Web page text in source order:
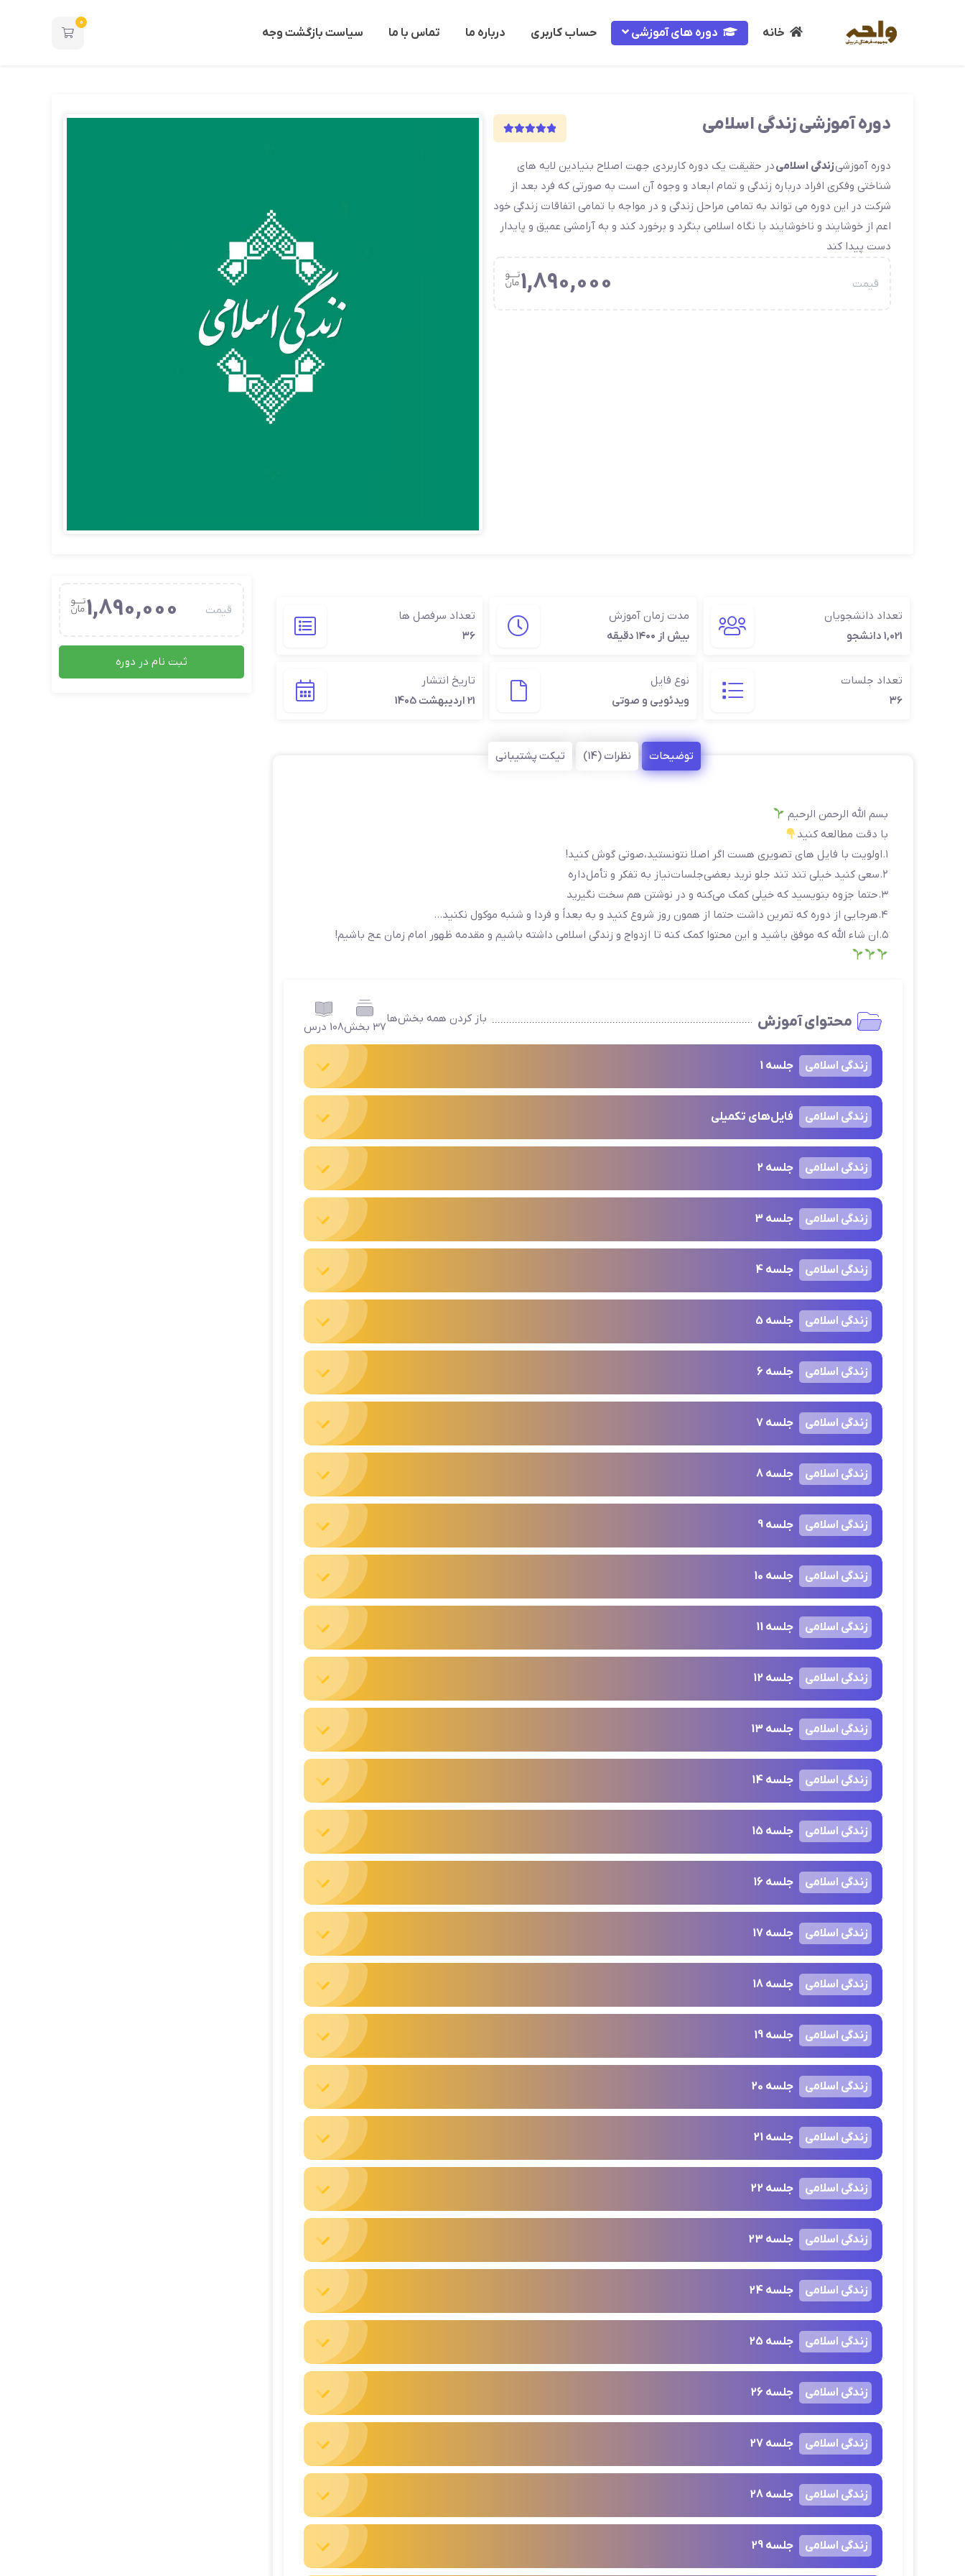
خانه دوره های آموزشی حساب كاربری درباره ما تماس با ما سیاست بازگشت وجه
0
4.9416 رای
دوره آموزشی زندگی اسلامی
دوره آموزشیزندگی اسلامیدر حقیقت یک دوره کاربردی جهت اصلاح بنیادین لایه های
شناختی وفکری افراد درباره زندگی و تمام ابعاد و وجوه آن است به صورتی که فرد بعد از
شرکت در این دوره می تواند به تمامی مراحل زندگی و در مواجه با تمامی اتفاقات زندگی خود
اعم از خوشایند و ناخوشایند با نگاه اسلامی بنگرد و برخورد کند و به آرامشی عمیق و پایدار
دست پیدا کند
قیمت 1,890,000
تعداد دانشجویان
1,021 دانشجو
مدت زمان آموزش
بیش از ۱۴۰۰ دقیقه
تعداد سرفصل ها
۳۶
تعداد جلسات
۳۶
نوع فایل
ویدئویی و صوتی
تاریخ انتشار
21 اردیبهشت 1405
توضیحات نظرات (14) تیکت پشتیبانی
بسم الله الرحمن الرحیم
با دقت مطالعه کنید
۱.اولویت با فایل های تصویری هست اگر اصلا نتونستید،صوتی گوش‌ کنید!
۲.سعی کنید خیلی تند تند جلو نرید بعضی‌جلسات‌نیاز به تفکر و تأمل‌داره
۳.حتما جزوه بنویسید که خیلی کمک می‌کنه و در نوشتن هم سخت نگیرید
۴.هرجایی از دوره که تمرین داشت حتما از همون روز شروع کنید و به بعداً و فردا و شنبه موکول نکنید…
۵.ان شاء الله که موفق باشید و این محتوا کمک کنه تا ازدواج و زندگی اسلامی داشته باشیم و مقدمه ظهور امام زمان عج باشیم!
محتوای آموزش باز کردن همه بخش‌ها
37 بخش 108 درس
زندگی اسلامی جلسه 1
زندگی اسلامی فایل‌های تکمیلی
زندگی اسلامی جلسه 2
زندگی اسلامی جلسه 3
زندگی اسلامی جلسه 4
زندگی اسلامی جلسه 5
زندگی اسلامی جلسه 6
زندگی اسلامی جلسه 7
زندگی اسلامی جلسه 8
زندگی اسلامی جلسه 9
زندگی اسلامی جلسه 10
زندگی اسلامی جلسه 11
زندگی اسلامی جلسه 12
زندگی اسلامی جلسه 13
زندگی اسلامی جلسه 14
زندگی اسلامی جلسه 15
زندگی اسلامی جلسه 16
زندگی اسلامی جلسه 17
زندگی اسلامی جلسه 18
زندگی اسلامی جلسه 19
زندگی اسلامی جلسه 20
زندگی اسلامی جلسه 21
زندگی اسلامی جلسه 22
زندگی اسلامی جلسه 23
زندگی اسلامی جلسه 24
زندگی اسلامی جلسه 25
زندگی اسلامی جلسه 26
زندگی اسلامی جلسه 27
زندگی اسلامی جلسه 28
زندگی اسلامی جلسه 29
قیمت 1,890,000
ثبت نام در دوره